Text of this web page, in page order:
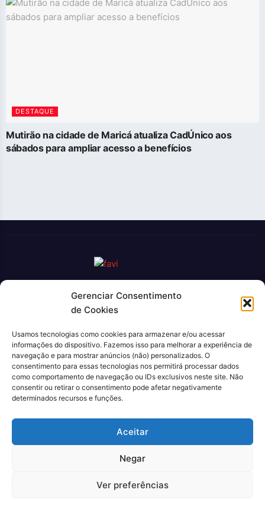
Gerenciar Consentimento
de Cookies
Usamos tecnologias como cookies para armazenar e/ou acessar
informações do dispositivo. Fazemos isso para melhorar a experiência de
navegação e para mostrar anúncios (não) personalizados. O
consentimento para essas tecnologias nos permitirá processar dados
como comportamento de navegação ou IDs exclusivos neste site. Não
consentir ou retirar o consentimento pode afetar negativamente
determinados recursos e funções.
Aceitar
Negar
Ver preferências
DESTAQUE
Mutirão na cidade de Maricá atualiza CadÚnico aos
sábados para ampliar acesso a benefícios
O Jornal Rio Press é um portal de notícias e um jornal
impresso que cobre diversas notícias sobre a cidade do Rio
jornal é uma fonte confiável de informações sobre política,
economia, cultura, entre outros temas relevantes para a
população carioca. Além disso, o Jornal Rio Press oferece
conteúdo exclusivo em sua versão online, trazendo ainda
mais facilidade e comodidade para seus leitores.
CNPJ: 43.699.442/0001-80
© 2022, Agência Padan.Todos os direitos reservados